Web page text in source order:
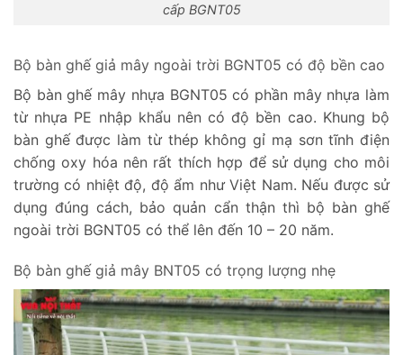
cấp BGNT05
Bộ bàn ghế giả mây ngoài trời BGNT05 có độ bền cao
Bộ bàn ghế mây nhựa BGNT05 có phần mây nhựa làm
từ nhựa PE nhập khẩu nên có độ bền cao. Khung bộ
bàn ghế được làm từ thép không gỉ mạ sơn tĩnh điện
chống oxy hóa nên rất thích hợp để sử dụng cho môi
trường có nhiệt độ, độ ẩm như Việt Nam. Nếu được sử
dụng đúng cách, bảo quản cẩn thận thì bộ bàn ghế
ngoài trời BGNT05 có thể lên đến 10 – 20 năm.
Bộ bàn ghế giả mây BNT05 có trọng lượng nhẹ